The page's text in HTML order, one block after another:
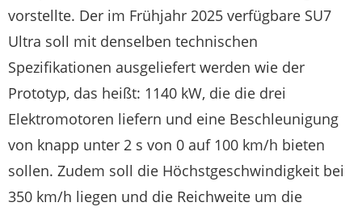
vorstellte. Der im Frühjahr 2025 verfügbare SU7
Ultra soll mit denselben technischen
Spezifikationen ausgeliefert werden wie der
Prototyp, das heißt: 1140 kW, die die drei
Elektromotoren liefern und eine Beschleunigung
von knapp unter 2 s von 0 auf 100 km/h bieten
sollen. Zudem soll die Höchstgeschwindigkeit bei
350 km/h liegen und die Reichweite um die